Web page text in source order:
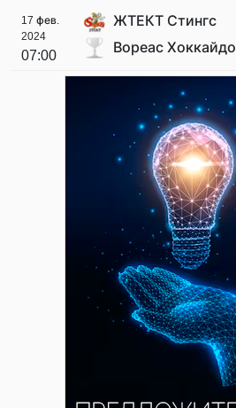
17 фев.
2024
07:00
ЖТЕКТ Стингс
Вореас Хоккайдо